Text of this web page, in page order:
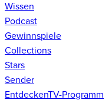
Wissen
Podcast
Gewinnspiele
Collections
Stars
Sender
EntdeckenTV-Programm